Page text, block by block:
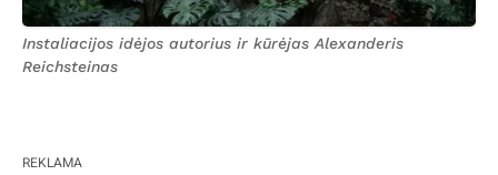
Instaliacijos idėjos autorius ir kūrėjas Alexanderis
Reichsteinas
REKLAMA